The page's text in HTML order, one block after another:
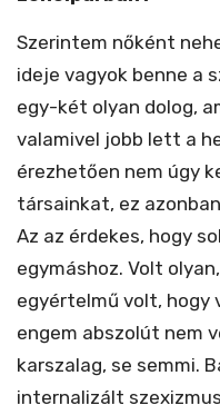
Szerintem nőként
ideje vagyok benne a
egy-két olyan dolog,
valamivel jobb lett a
érezhetően nem úgy
társainkat, ez
Az az érdekes, hogy
egymáshoz. Volt
egyértelmű volt, hogy
engem abszolút nem
karszalag, se semmi.
internalizált